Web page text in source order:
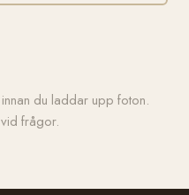
innan du laddar upp foton.
vid frågor.